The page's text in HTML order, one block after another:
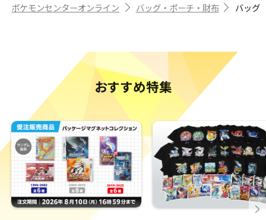
ポケモンセンターオンライン バッグ・ポーチ・財布 バッグ
おすすめ特集